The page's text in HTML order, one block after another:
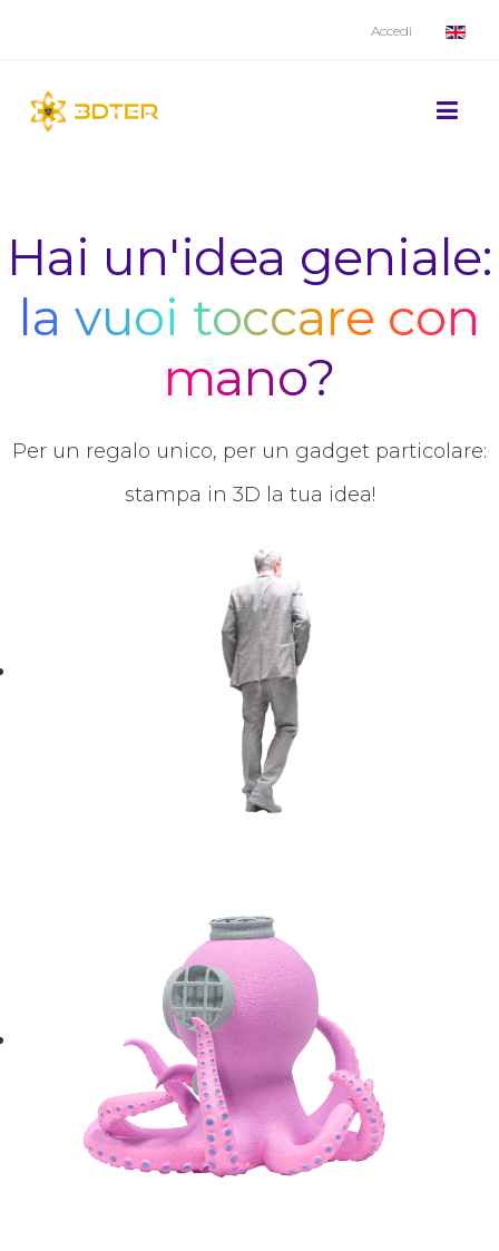
Accedi
Hai un'idea geniale:
la vuoi toccare con
mano?
Per un regalo unico, per un gadget particolare:
stampa in 3D la tua idea!